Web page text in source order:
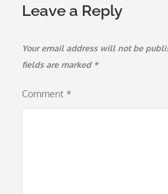
Leave a Reply
Your email address will not be
fields are marked *
Comment *